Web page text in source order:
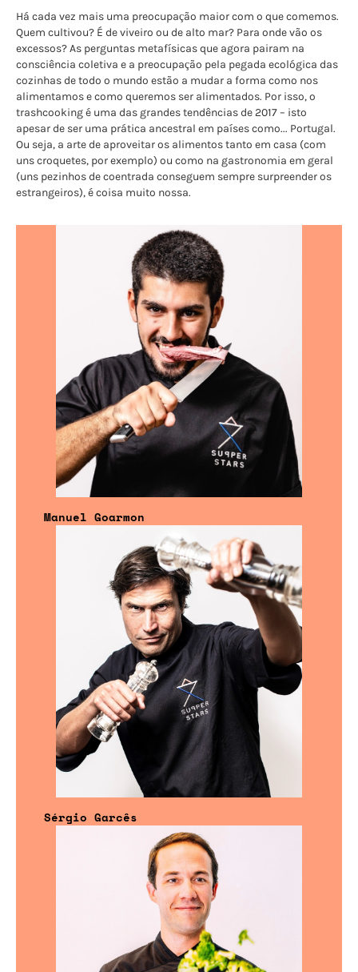
Há cada vez mais uma preocupação maior com o que comemos.
Quem cultivou? É de viveiro ou de alto mar? Para onde vão os
excessos? As perguntas metafísicas que agora pairam na
consciência coletiva e a preocupação pela pegada ecológica das
cozinhas de todo o mundo estão a mudar a forma como nos
alimentamos e como queremos ser alimentados. Por isso, o
trashcooking é uma das grandes tendências de 2017 – isto
apesar de ser uma prática ancestral em países como... Portugal.
Ou seja, a arte de aproveitar os alimentos tanto em casa (com
uns croquetes, por exemplo) ou como na gastronomia em geral
(uns pezinhos de coentrada conseguem sempre surpreender os
estrangeiros), é coisa muito nossa.
Manuel Goarmon
Sérgio Garcês